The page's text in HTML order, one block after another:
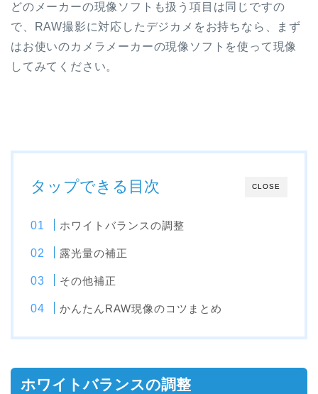
どのメーカーの現像ソフトも扱う項目は同じですの
で、RAW撮影に対応したデジカメをお持ちなら、まず
はお使いのカメラメーカーの現像ソフトを使って現像
してみてください。
CLOSE
タップできる目次
ホワイトバランスの調整
露光量の補正
その他補正
かんたんRAW現像のコツまとめ
ホワイトバランスの調整